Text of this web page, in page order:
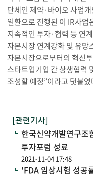
단체인 제약·바이오 사업
일환으로 진행된 이 IR사업
지속적인 투자·협력 등 연
자본시장 연계강화 및 유망
자본시장으로부터의 혁신
스타트업기업 간 상생협력
조성할 예정”이라고 덧붙였
[관련기사]
한국신약개발연구조
투자포럼 성료
2021-11-04 17:48
'FDA 임상시험 성공